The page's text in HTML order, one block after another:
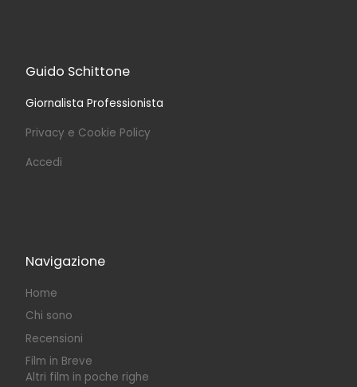
Guido Schittone
Giornalista Professionista
Privacy e Cookie Policy
Accedi
Navigazione
Home
Chi sono
Recensioni
Film in Breve
Altri film in poche righe